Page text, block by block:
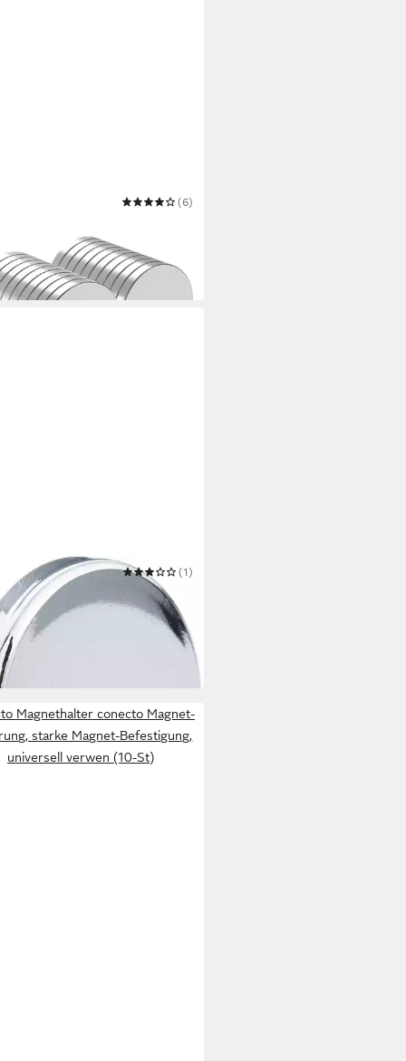
- - Extrem Stark
(6)
€
Werktagen bei dir
Rundmagnet 51 x 6.5 mm bis
Power Magnet
(1)
Werktagen bei dir
Magnethalter conecto Magnet-
starke Magnet-Befestigung,
universell verwen (10-St)